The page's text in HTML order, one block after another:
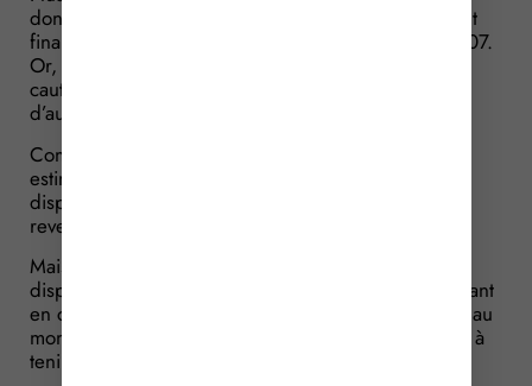
donné le 30 avril 2007 pour des prêts qui ne seront
finalement consentis que les 18 juillet et 17 août 2007.
Or, entre temps, le gérant a consenti d’autres
cautionnements, les 18 mai et 14 juin 2007 pour
d’autres emprunts.
Compte tenu de tous ces cautionnements, le gérant
estime que celui donné le 30 avril 2007 est
disproportionné par rapport à ses biens et ses
revenus.
Mais le juge ne va pas lui donner raison : la
disproportion du cautionnement s’apprécie en prenant
en considération l’endettement global de la caution au
moment où cet engagement est consenti, sans avoir à
tenir compte de ses engagements postérieurs.